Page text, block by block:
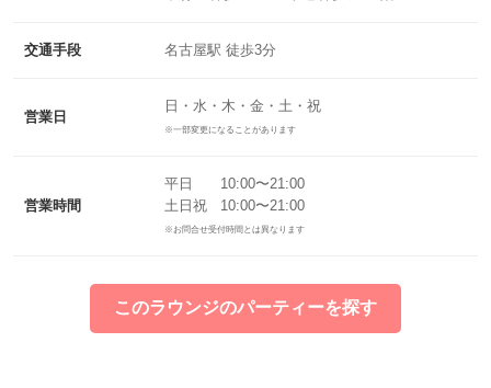
交通手段 名古屋駅 徒歩3分
営業日
日・水・木・金・土・祝
※一部変更になることがあります
営業時間
平日 10:00〜21:00
土日祝 10:00〜21:00
※お問合せ受付時間とは異なります
このラウンジのパーティーを探す